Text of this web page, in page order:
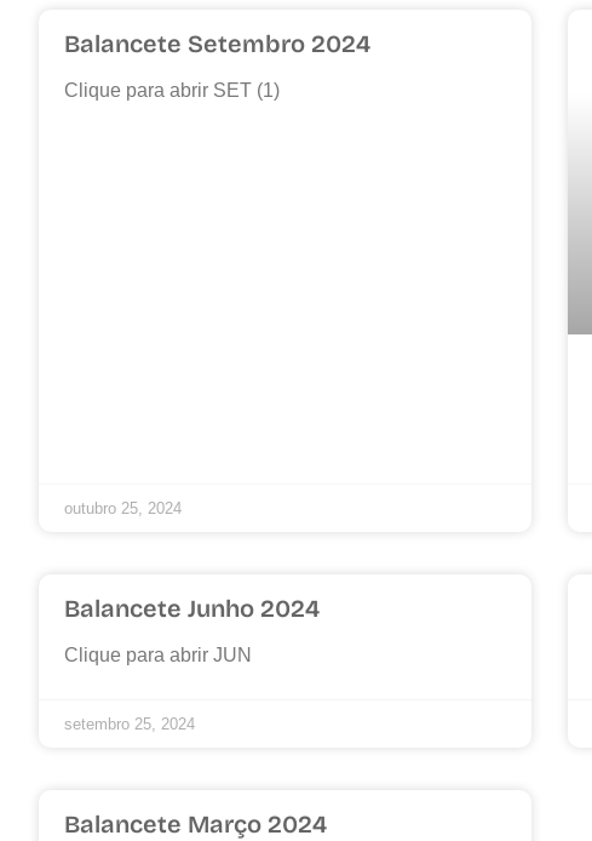
Balancete Setembro 2024
Clique para abrir SET (1)
outubro 25, 2024
Balancete Junho 2024
Clique para abrir JUN
setembro 25, 2024
Balancete Março 2024